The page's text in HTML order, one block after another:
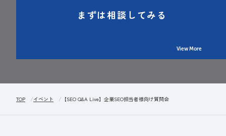
まずは相談してみる
View More
TOP イベント 【SEO Q&A Live】企業SEO担当者様向け質問会